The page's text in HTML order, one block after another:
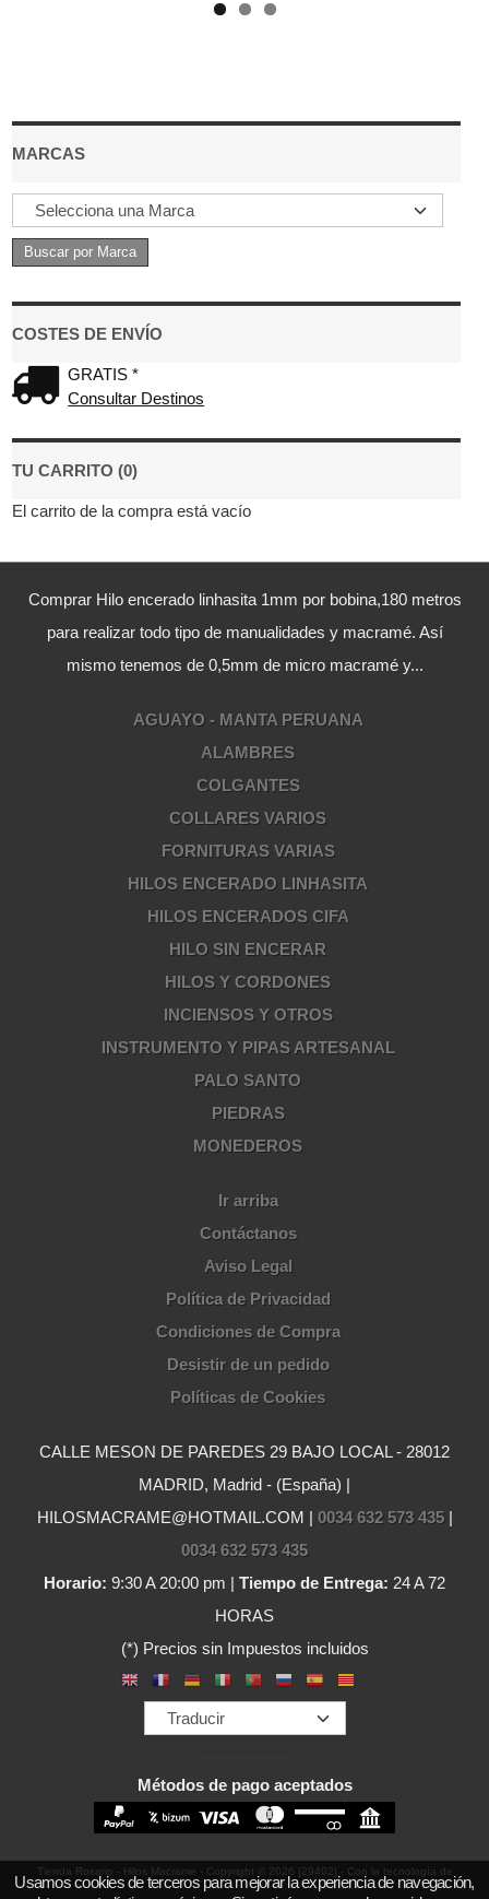
MARCAS
COSTES DE ENVÍO
GRATIS *
Consultar Destinos
TU CARRITO (0)
El carrito de la compra está vacío
Comprar Hilo encerado linhasita 1mm por bobina,180 metros
para realizar todo tipo de manualidades y macramé. Así
mismo tenemos de 0,5mm de micro macramé y...
AGUAYO - MANTA PERUANA
ALAMBRES
COLGANTES
COLLARES VARIOS
FORNITURAS VARIAS
HILOS ENCERADO LINHASITA
HILOS ENCERADOS CIFA
HILO SIN ENCERAR
HILOS Y CORDONES
INCIENSOS Y OTROS
INSTRUMENTO Y PIPAS ARTESANAL
PALO SANTO
PIEDRAS
MONEDEROS
Ir arriba
Contáctanos
Aviso Legal
Política de Privacidad
Condiciones de Compra
Desistir de un pedido
Políticas de Cookies
CALLE MESON DE PAREDES 29 BAJO LOCAL - 28012
MADRID, Madrid - (España) |
HILOSMACRAME@HOTMAIL.COM | 0034 632 573 435|
0034 632 573 435
Horario: 9:30 A 20:00 pm | Tiempo de Entrega: 24 A 72
HORAS
(*) Precios sin Impuestos incluidos
Métodos de pago aceptados
Tienda Rosario - Hilos Macrame - Copyright © 2026 [29402] - Con la tecnología de
Usamos cookies de terceros para mejorar la experiencia de navegación,